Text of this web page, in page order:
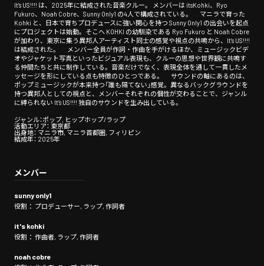
It’s US!!!! は、2025年に結成された音楽クルー。 メンバーは itsKohki、Ryo
Fukuro、Noah Cobre、Sunny Only1 の4人で構成されている。 マニラで育った
Kohki と、日本で育ちプロデュースに強い関心を持つ Sunny Only1 の出会いを起点
にプロジェクトは始動。そこへ KOHKI の幼馴染である Ryo Fukuro と Noah Cobre
が加わり、東京に集う異邦人アーティスト同士の感覚や視点の共鳴から、It’s US!!!!
は結成された。 メンバー全員が作詞・作曲を手がけるほか、ミュージックビデ
オやジャケット写真といったビジュアル表現も、クルーの思想や世界観に共鳴す
る仲間たちと共に制作している。音楽だけでなく、表現全体を通して一貫したメ
ッセージを形にしている点も特徴のひとつである。 サウンドの軸にあるのは、
ポップミュージックが本来持つ「誰も隔てない」感覚。異なるバックグラウンドを
持つ異邦人としての視点と、メンバーそれぞれの個性が交わることで、ジャンル
に縛られない It’s US!!!! 独自のサウンドを生み出している。
ジャンル：ポップ, ヒップホップ/ラップ
活動エリア： 東京都
出身地： マニラ市, マニラ首都圏, フィリピン
結成年： 2025年
メンバー
sunny only1
役割： プロデューサー, ラップ, 作詞者
it's kohki
役割： 作曲者, ラップ, 作詞者
noah cobre